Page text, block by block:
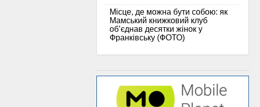
Місце, де можна бути собою: як
Мамський книжковий клуб
об’єднав десятки жінок у
Франківську (ФОТО)